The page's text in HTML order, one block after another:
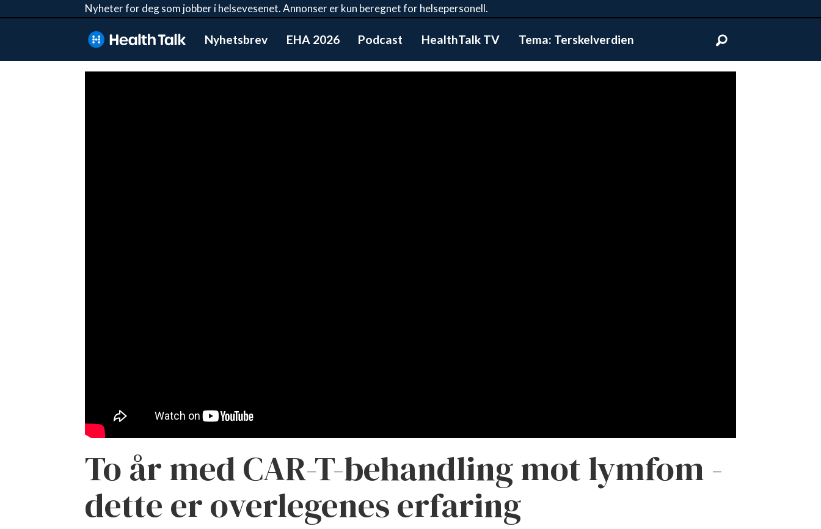
Nyheter for deg som jobber i helsevesenet. Annonser er kun beregnet for helsepersonell.
Nyhetsbrev EHA 2026 Podcast HealthTalk TV Tema: Terskelverdien
To år med CAR-T-behandling mot lymfom -
dette er overlegenes erfaring